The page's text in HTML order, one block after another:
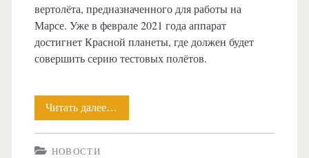
вертолёта, предназначенного для работы на
Марсе. Уже в феврале 2021 года аппарат
достигнет Красной планеты, где должен будет
совершить серию тестовых полётов.
Читать далее…
завершило
НОВОСТИ